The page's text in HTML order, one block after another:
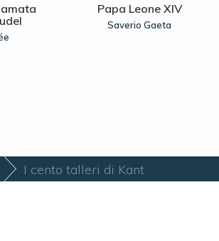
Papa Leone XIV
Saverio Gaeta
I cento talleri di Kant